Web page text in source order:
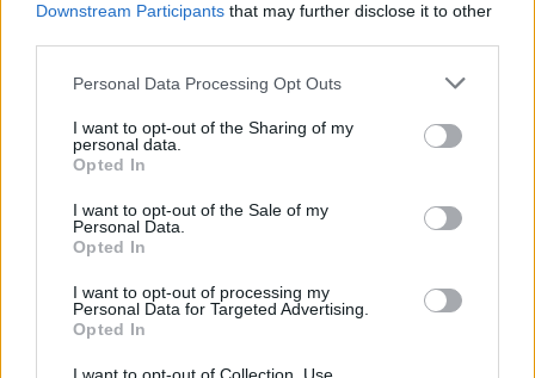
Downstream Participants that may further disclose it to other
Please note that this website/app uses one or more Google
not limited to your visit or usage behaviour. You may click to
grant or deny consent to Google and its third-party tags to
use your data for below specified purposes in below Google
consent section.
Personal Data Processing Opt Outs
I want to opt-out of the Sharing of my
personal data.
Opted In
I want to opt-out of the Sale of my
Personal Data.
Opted In
I want to opt-out of processing my
Personal Data for Targeted Advertising.
Opted In
Στην Ουκρανία ο Βρετανός υπουργός
Άμυνας για επιτάχυνση της στήριξης
Ιστορικό ρεκόρ για την Aegean τον
Ιούλιο με 2 εκατομμύρια επιβάτες